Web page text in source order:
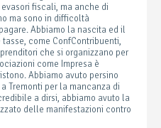
fiscali, ma anche di
ma sono in difficoltà
Abbiamo la nascita ed il
come ConfContribuenti,
che si organizzano per
come Impresa è
Abbiamo avuto persino
Tremonti per la mancanza di
a dirsi, abbiamo avuto la
delle manifestazioni contro